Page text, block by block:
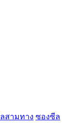
สามทาง ซองซีล